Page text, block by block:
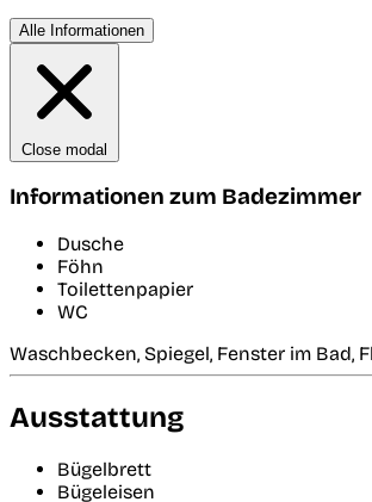
Alle Informationen
Close modal
Informationen zum Badezimmer
Dusche
Föhn
Toilettenpapier
WC
Waschbecken, Spiegel, Fenster im Bad,
Ausstattung
Bügelbrett
Bügeleisen